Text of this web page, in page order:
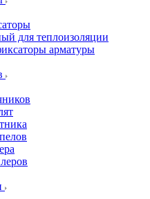
для теплоизоляции
арматуры